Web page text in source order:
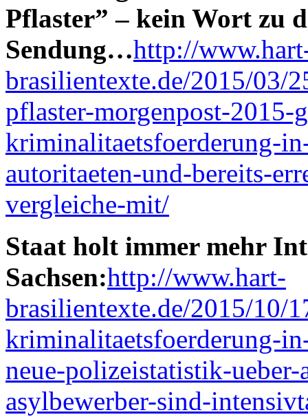
Pflaster” – kein Wort zu
Sendung…http://
brasilientexte.de/2015/03/
pflaster-morgenpost-2015-
kriminalitaetsfoerderung-
autoritaeten-und-bereits-
vergleiche-mit/
Staat holt immer mehr
Sachsen:http://www.hart-
brasilientexte.de/2015/10/
kriminalitaetsfoerderung-
neue-polizeistatistik-
asylbewerber-sind-